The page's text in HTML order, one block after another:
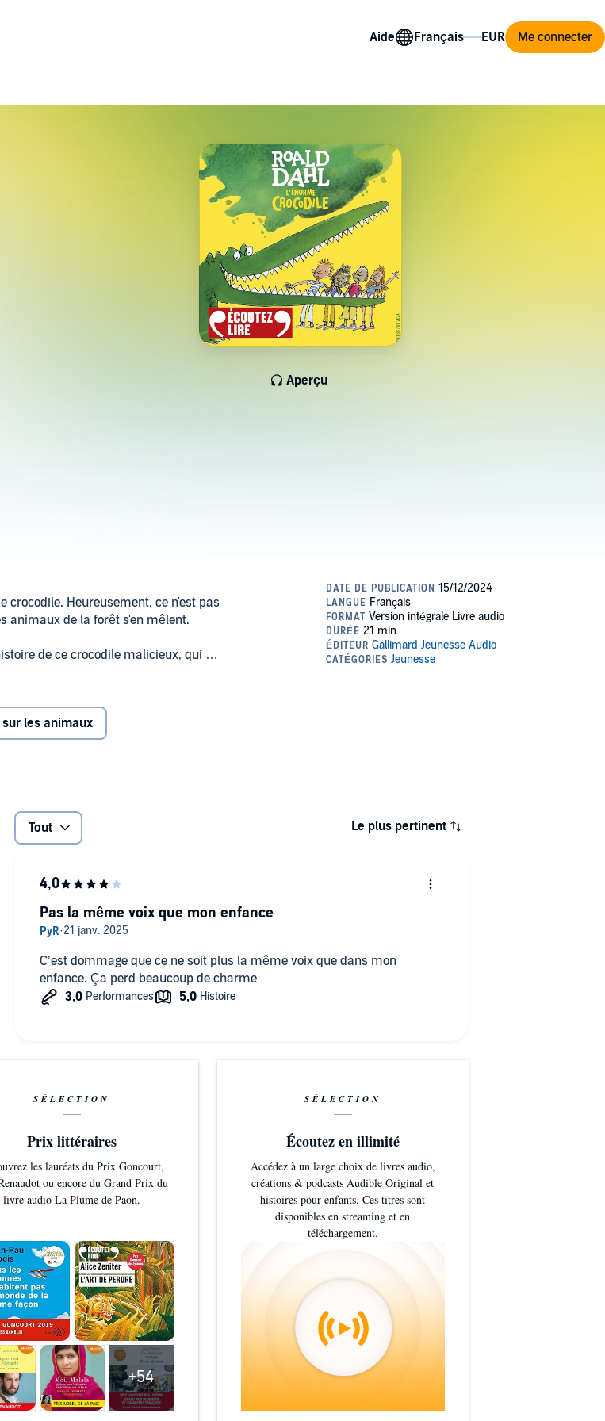
Aide Me connecter
Aperçu
crocodile. Heureusement, ce n'est pas
animaux de la forêt s'en mêlent.
de ce crocodile malicieux, qui ne
de l'école primaire (école
les animaux
Tout Le plus pertinent
C’est dommage que ce ne soit plus la même voix que dans mon
enfance. Ça perd beaucoup de charme
Pas la même voix que mon enfance
SÉLECTION
Prix littéraires
les lauréats du Prix Goncourt,
ou encore du Grand Prix du
livre audio La Plume de Paon.
+54
SÉLECTION
Écoutez en illimité
Accédez à un large choix de livres audio,
créations & podcasts Audible Original et
histoires pour enfants. Ces titres sont
disponibles en streaming et en
téléchargement.